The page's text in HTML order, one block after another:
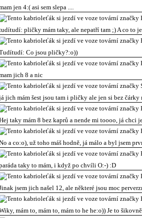
jen 4:( asi sem slepa ....
pličky mám taky, ale nepatří tam ;) A co to
Co jsou pličky?:o))
jich 8 a nic
jich mám šest jsou tam i pličky ale jen si bez
taky mám 8 bez kaprů a nende mi toooo, já chci
a co:o), už toho máš hodně, já málo a byl jsem
taky to mám, i když po chvíli O:-) :D
jsem jich našel 12, ale některé jsou moc
mám to, mám to, mám to he he:o)) Je to